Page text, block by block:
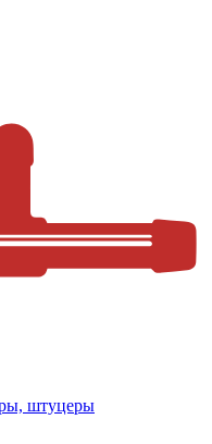
штуцеры